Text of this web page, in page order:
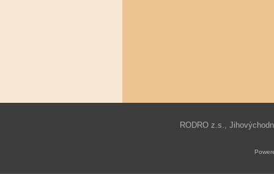
RODRO z.s.,